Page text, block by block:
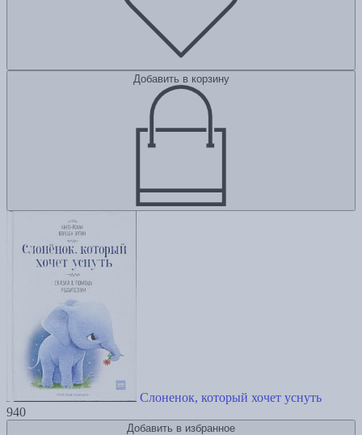
Добавить в корзину
Слоненок, который хочет уснуть
940
Добавить в избранное